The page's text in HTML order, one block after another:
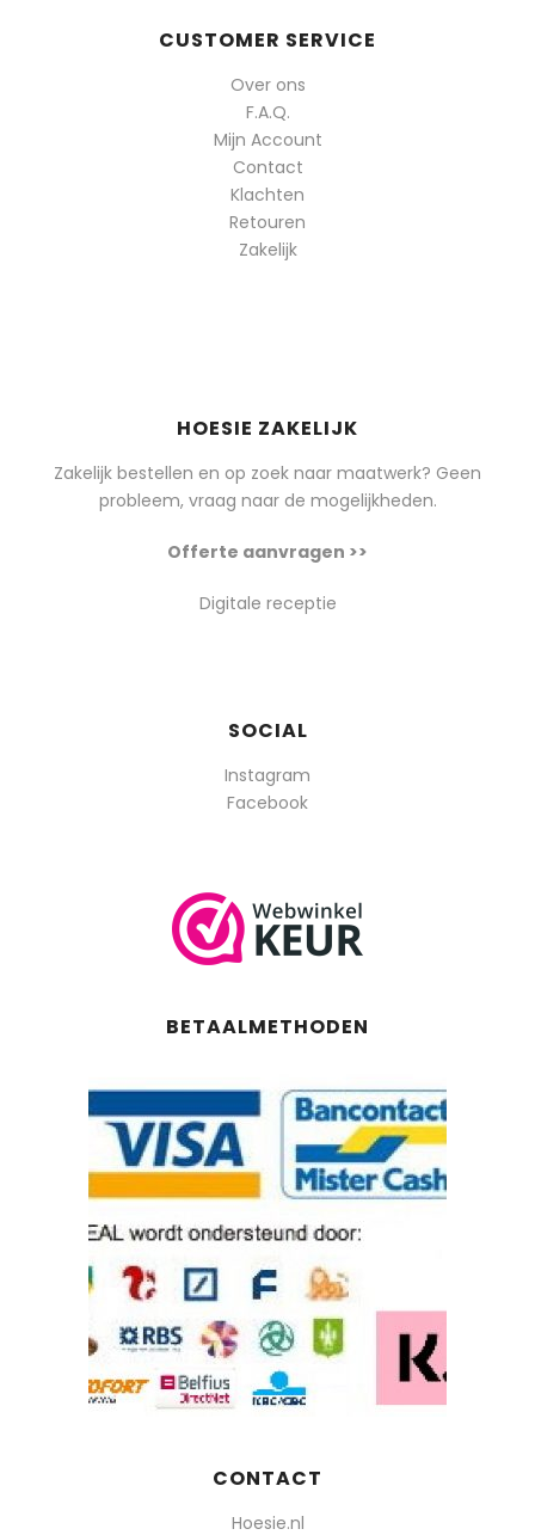
CUSTOMER SERVICE
Over ons
F.A.Q.
Mijn Account
Contact
Klachten
Retouren
Zakelijk
HOESIE ZAKELIJK
Zakelijk bestellen en op zoek naar maatwerk? Geen
probleem, vraag naar de mogelijkheden.
Offerte aanvragen >>
Digitale receptie
SOCIAL
Instagram
Facebook
BETAALMETHODEN
CONTACT
Hoesie.nl